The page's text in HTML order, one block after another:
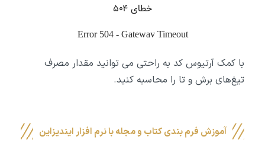
با کمک آرتیوس کد به راحتی می توانید مقدار مصرف
تیغ‌های برش و تا را محاسبه کنید.
آموزش فرم بندی کتاب و مجله با نرم افزار ایندیزاین